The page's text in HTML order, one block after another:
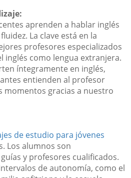
aprenden a hablar inglés
La clave está en la
profesores especializados
inglés como lengua extranjera.
íntegramente en inglés,
entienden al profesor
momentos gracias a nuestro
de estudio para jóvenes
Los alumnos son
y profesores cualificados.
de autonomía, como el